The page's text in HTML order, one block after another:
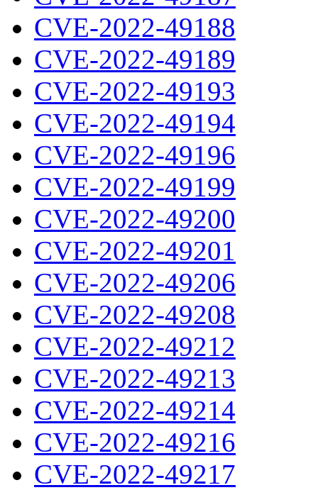
CVE-2022-49188
CVE-2022-49189
CVE-2022-49193
CVE-2022-49194
CVE-2022-49196
CVE-2022-49199
CVE-2022-49200
CVE-2022-49201
CVE-2022-49206
CVE-2022-49208
CVE-2022-49212
CVE-2022-49213
CVE-2022-49214
CVE-2022-49216
CVE-2022-49217